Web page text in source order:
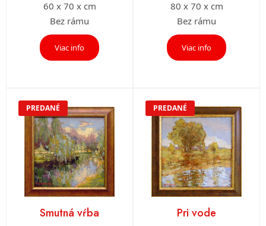
60 x 70 x cm
Bez rámu
Viac info
80 x 70 x cm
Bez rámu
Viac info
PREDANÉ
Smutná vŕba
PREDANÉ
Pri vode